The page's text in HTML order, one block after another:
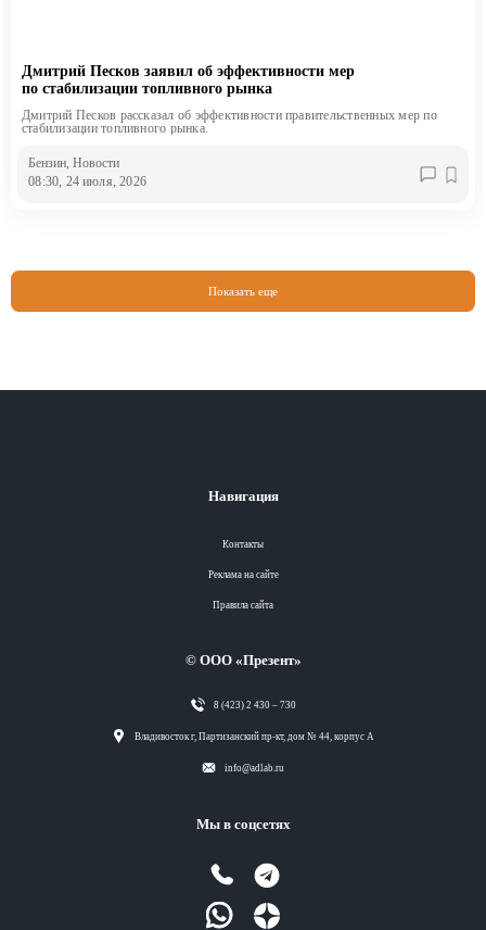
Дмитрий Песков заявил об эффективности мер
по стабилизации топливного рынка
Дмитрий Песков рассказал об эффективности правительственных мер по
стабилизации топливного рынка.
Бензин , Новости
08:30, 24 июля, 2026
Показать еще
Навигация
Контакты
Реклама на сайте
Правила сайта
© ООО «Презент»
8 (423) 2 430 – 730
Владивосток г, Партизанский пр-кт, дом № 44, корпус А
info@adlab.ru
Мы в соцсетях